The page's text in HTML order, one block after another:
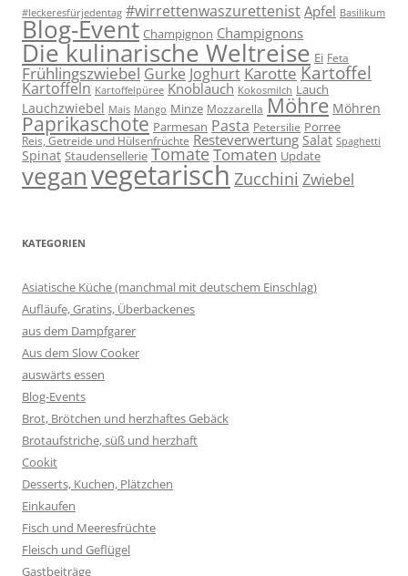
#leckeresfürjedentag #wirrettenwaszurettenist Apfel Basilikum
Blog-Event Champignon Champignons
Die kulinarische Weltreise Ei Feta
Frühlingszwiebel Gurke Joghurt Karotte Kartoffel
Kartoffeln Kartoffelpüree Knoblauch Kokosmilch Lauch
Lauchzwiebel Mais Mango Minze Mozzarella Möhre Möhren
Paprikaschote Parmesan Pasta Petersilie Porree
Reis, Getreide und Hülsenfrüchte Resteverwertung Salat Spaghetti
Spinat Staudensellerie TomateTomaten Update
veganvegetarisch Zucchini Zwiebel
KATEGORIEN
Asiatische Küche (manchmal mit deutschem Einschlag)
Aufläufe, Gratins, Überbackenes
aus dem Dampfgarer
Aus dem Slow Cooker
auswärts essen
Blog-Events
Brot, Brötchen und herzhaftes Gebäck
Brotaufstriche, süß und herzhaft
Cookit
Desserts, Kuchen, Plätzchen
Einkaufen
Fisch und Meeresfrüchte
Fleisch und Geflügel
Gastbeiträge